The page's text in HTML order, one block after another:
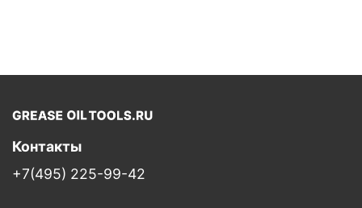
Контакты
+7(495) 225-99-42